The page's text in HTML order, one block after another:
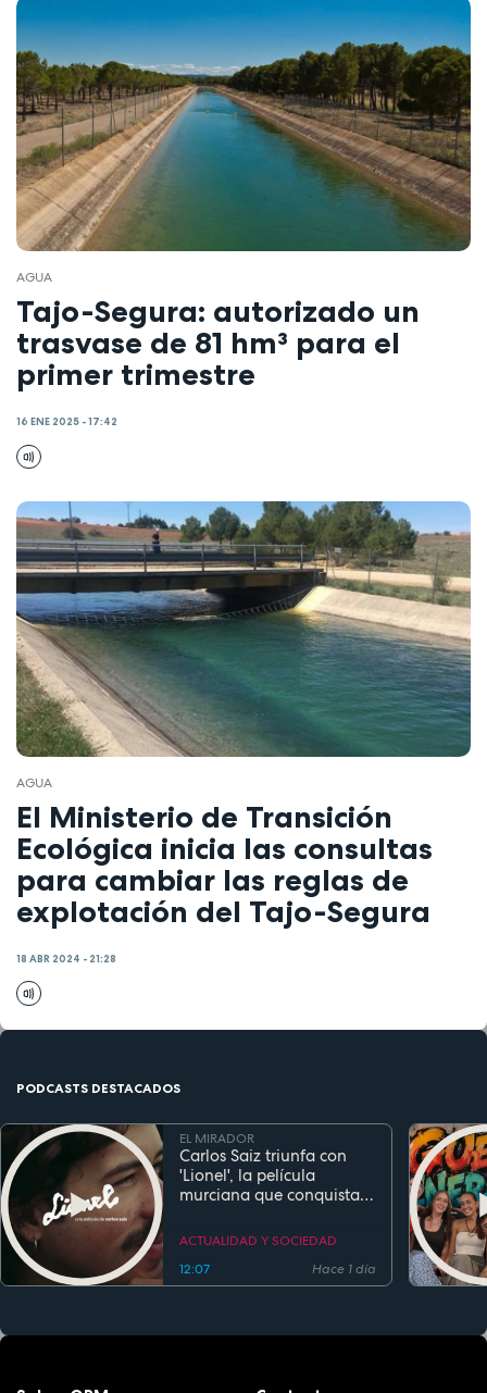
AGUA
Tajo-Segura: autorizado un
trasvase de 81 hm³ para el
primer trimestre
16 ENE 2025 - 17:42
AGUA
El Ministerio de Transición
Ecológica inicia las consultas
para cambiar las reglas de
explotación del Tajo-Segura
18 ABR 2024 - 21:28
PODCASTS DESTACADOS
EL MIRADOR
Carlos Saiz triunfa con
'Lionel', la película
murciana que conquista
estreno
ACTUALIDAD Y SOCIEDAD
12:07
Hace 1 día